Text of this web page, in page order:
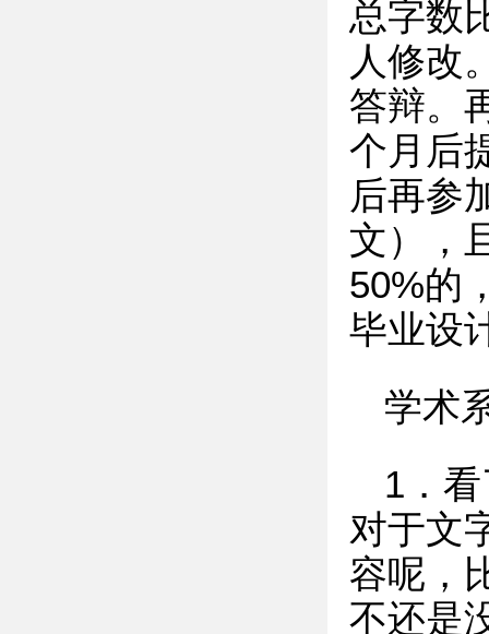
总字数
人修改
答辩。
个月后
后再参
文），
50%的
毕业设
学术
1．
对于文
容呢，
不还是